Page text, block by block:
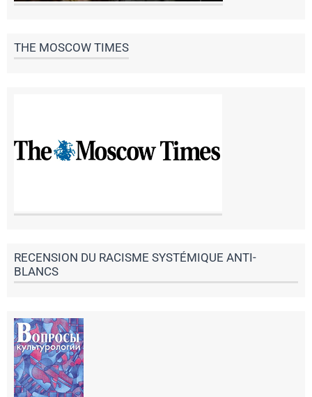
THE MOSCOW TIMES
RECENSION DU RACISME SYSTÉMIQUE ANTI-
BLANCS